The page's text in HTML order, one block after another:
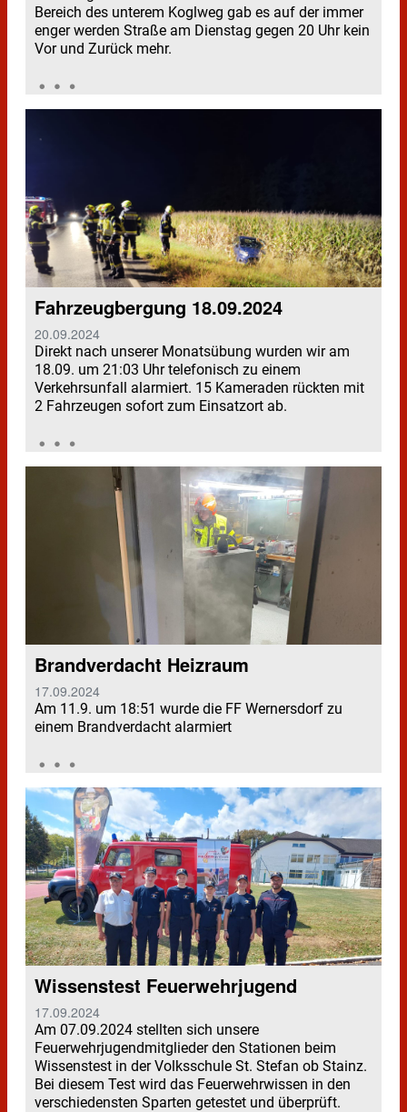
Bereich des unterem Koglweg gab es auf der immer
enger werden Straße am Dienstag gegen 20 Uhr kein
Vor und Zurück mehr.
Fahrzeugbergung 18.09.2024
20.09.2024
Direkt nach unserer Monatsübung wurden wir am
18.09. um 21:03 Uhr telefonisch zu einem
Verkehrsunfall alarmiert. 15 Kameraden rückten mit
2 Fahrzeugen sofort zum Einsatzort ab.
Brandverdacht Heizraum
17.09.2024
Am 11.9. um 18:51 wurde die FF Wernersdorf zu
einem Brandverdacht alarmiert
Wissenstest Feuerwehrjugend
17.09.2024
Am 07.09.2024 stellten sich unsere
Feuerwehrjugendmitglieder den Stationen beim
Wissenstest in der Volksschule St. Stefan ob Stainz.
Bei diesem Test wird das Feuerwehrwissen in den
verschiedensten Sparten getestet und überprüft.